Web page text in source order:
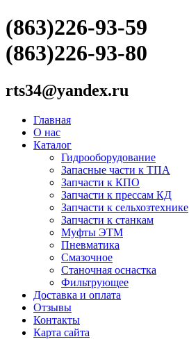
(863)226-93-59
(863)226-93-80
rts34@yandex.ru
Главная
О нас
Каталог
Гидрооборудование
Запасные части к ТПА
Запчасти к КПО
Запчасти к прессам КД
Запчасти к сельхозтехнике
Запчасти к станкам
Муфты ЭТМ
Пневматика
Смазочное
Станочная оснастка
Фильтрующее
Доставка и оплата
Отзывы
Контакты
Карта сайта